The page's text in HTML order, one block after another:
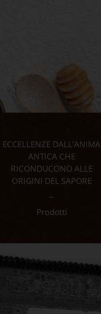
ECCELLENZE DALL’ANIMA
ANTICA CHE
RICONDUCONO ALLE
ORIGINI DEL SAPORE
Prodotti